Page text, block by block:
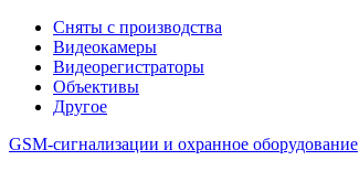
Сняты с производства
Видеокамеры
Видеорегистраторы
Объективы
Другое
GSM-сигнализации и охранное оборудование